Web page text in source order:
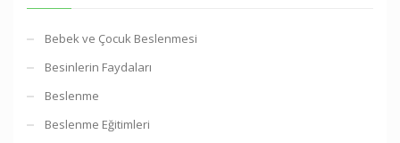
Bebek ve Çocuk Beslenmesi
Besinlerin Faydaları
Beslenme
Beslenme Eğitimleri